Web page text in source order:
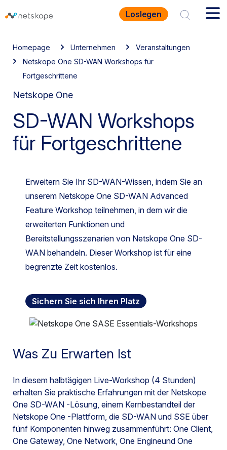
Loslegen
Homepage Unternehmen
Veranstaltungen
Netskope One SD-WAN Workshops für
Fortgeschrittene
Netskope One
SD-WAN Workshops
für Fortgeschrittene
Erweitern Sie Ihr SD-WAN-Wissen, indem Sie an
unserem Netskope One SD-WAN Advanced
Feature Workshop teilnehmen, in dem wir die
erweiterten Funktionen und
Bereitstellungsszenarien von Netskope One SD-
WAN behandeln. Dieser Workshop ist für eine
begrenzte Zeit kostenlos.
Sichern Sie sich Ihren Platz
Was Zu Erwarten Ist
In diesem halbtägigen Live-Workshop (4 Stunden)
erhalten Sie praktische Erfahrungen mit der Netskope
One SD-WAN -Lösung, einem Kernbestandteil der
Netskope One -Plattform, die SD-WAN und SSE über
fünf Komponenten hinweg zusammenführt: One Client,
One Gateway, One Network, One Engineund One